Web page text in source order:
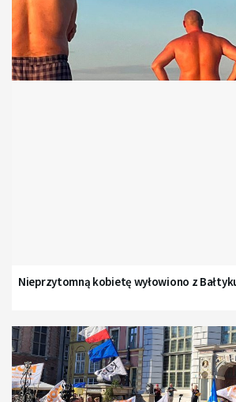
Nieprzytomną kobietę wyłowiono z